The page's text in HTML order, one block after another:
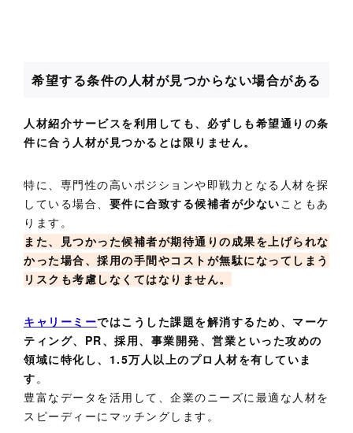
希望する条件の人材が見つからない場合がある
人材紹介サービスを利用しても、必ずしも希望通りの条
件に合う人材が見つかるとは限りません。
特に、専門性の高いポジションや即戦力となる人材を探
している場合、 要件に合致する候補者が少ない こともあ
ります。
また、見つかった候補者が期待通りの成果を上げられな
かった場合、採用の手間やコストが無駄になってしまう
リスクも考慮しなくてはなりません。
キャリーミーではこうした課題を解消するため、マーケ
ティング、PR、採用、事業開発、営業といった攻めの
領域に特化し、1.5万人以上のプロ人材を有していま
す 。
豊富なデータを活用して、企業のニーズに最適な人材を
スピーディーにマッチングします。